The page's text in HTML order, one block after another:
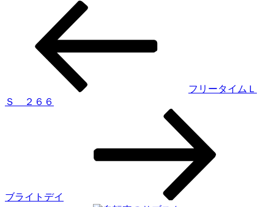
ー
フリータイムＬ
Ｓ ２６６
ブライトデイ